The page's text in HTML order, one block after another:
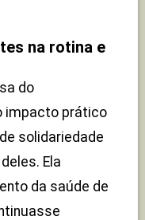
na rotina e
do
impacto prático
solidariedade
Ela
da saúde de